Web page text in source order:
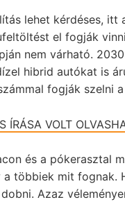
lehet kérdéses,
el fogják
nem várható.
hibrid autókat is
fogják szelni
ÍRÁSA VOLT
és a pókerasztal
a többiek mit
Azaz